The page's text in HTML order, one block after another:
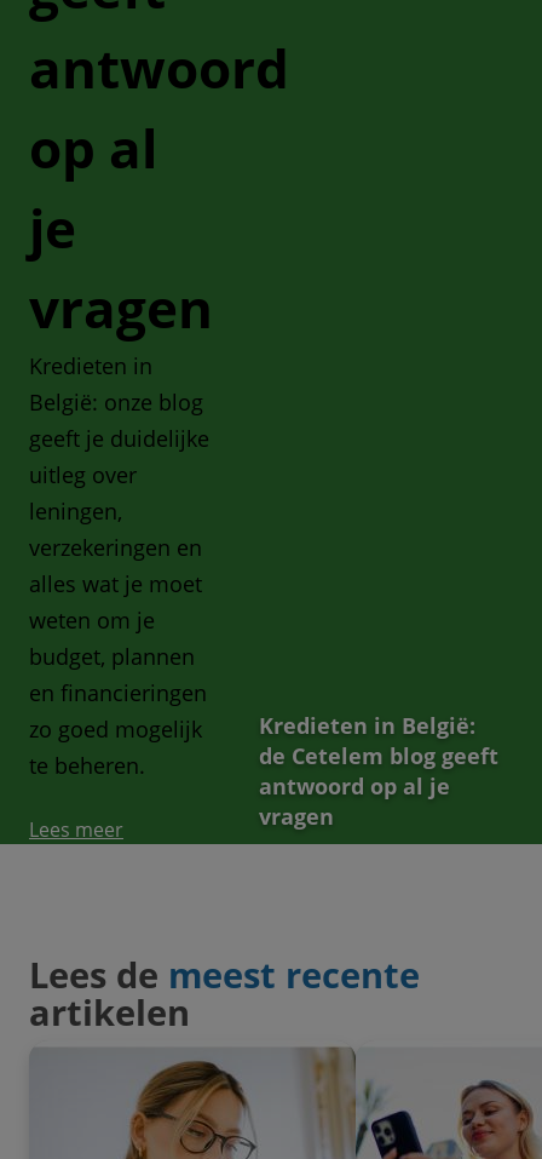
antwoord
op al
je
vragen
Kredieten in
België: onze blog
geeft je duidelijke
uitleg over
leningen,
verzekeringen en
alles wat je moet
weten om je
budget, plannen
en financieringen
zo goed mogelijk
te beheren.
Lees meer
Kredieten in België:
de Cetelem blog geeft
antwoord op al je
vragen
Lees de meest recente
artikelen